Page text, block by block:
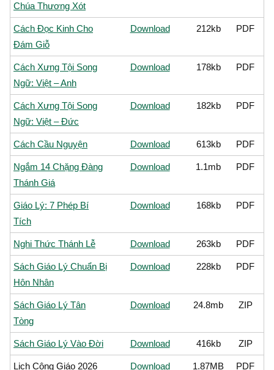
Chúa Thương Xót
Cách Đọc Kinh Cho
Đám Giỗ
Download 212kb PDF
Cách Xưng Tội Song
Ngữ: Việt – Anh
Download 178kb PDF
Cách Xưng Tội Song
Ngữ: Việt – Đức
Download 182kb PDF
Cách Cầu Nguyện Download 613kb PDF
Ngắm 14 Chặng Đàng
Thánh Giá
Download 1.1mb PDF
Giáo Lý: 7 Phép Bí
Tích
Download 168kb PDF
Nghi Thức Thánh Lễ Download 263kb PDF
Sách Giáo Lý Chuẩn Bị
Hôn Nhân
Download 228kb PDF
Sách Giáo Lý Tân
Tòng
Download 24.8mb ZIP
Sách Giáo Lý Vào Đời Download 416kb ZIP
Lịch Công Giáo 2026
Download 1.87MB PDF